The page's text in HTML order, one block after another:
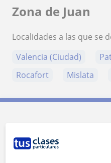
Zona de Juan
Localidades a las que se
Valencia (Ciudad)
Rocafort
Mislata